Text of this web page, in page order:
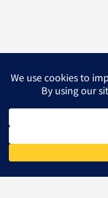
警
進入警專之前，